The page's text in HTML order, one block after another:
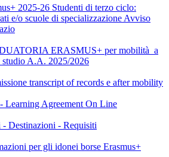
2025-26 Studenti di terzo ciclo:
e/o scuole di specializzazione Avviso
ERASMUS+ per mobilità a
A.A. 2025/2026
transcript of records e after mobility
Learning Agreement On Line
- Destinazioni - Requisiti
per gli idonei borse Erasmus+